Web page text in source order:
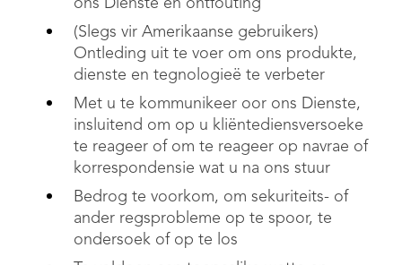
ons Dienste en ontfouting
(Slegs vir Amerikaanse gebruikers)
Ontleding uit te voer om ons produkte,
dienste en tegnologieë te verbeter
Met u te kommunikeer oor ons Dienste,
insluitend om op u kliëntediensversoeke
te reageer of om te reageer op navrae of
korrespondensie wat u na ons stuur
Bedrog te voorkom, om sekuriteits- of
ander regsprobleme op te spoor, te
ondersoek of op te los